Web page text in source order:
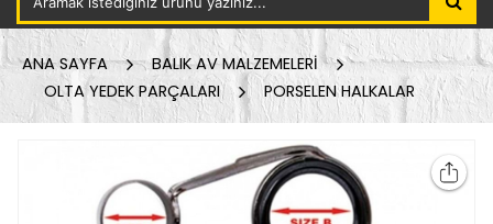
ANA SAYFA
BALIK AV MALZEMELERİ
OLTA YEDEK PARÇALARI
PORSELEN HALKALAR